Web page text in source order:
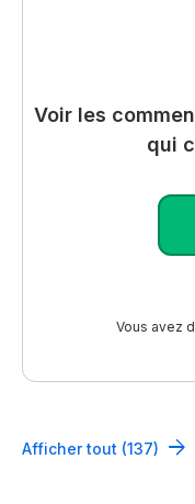
Voir les
qui
Vous avez
Afficher tout (137)